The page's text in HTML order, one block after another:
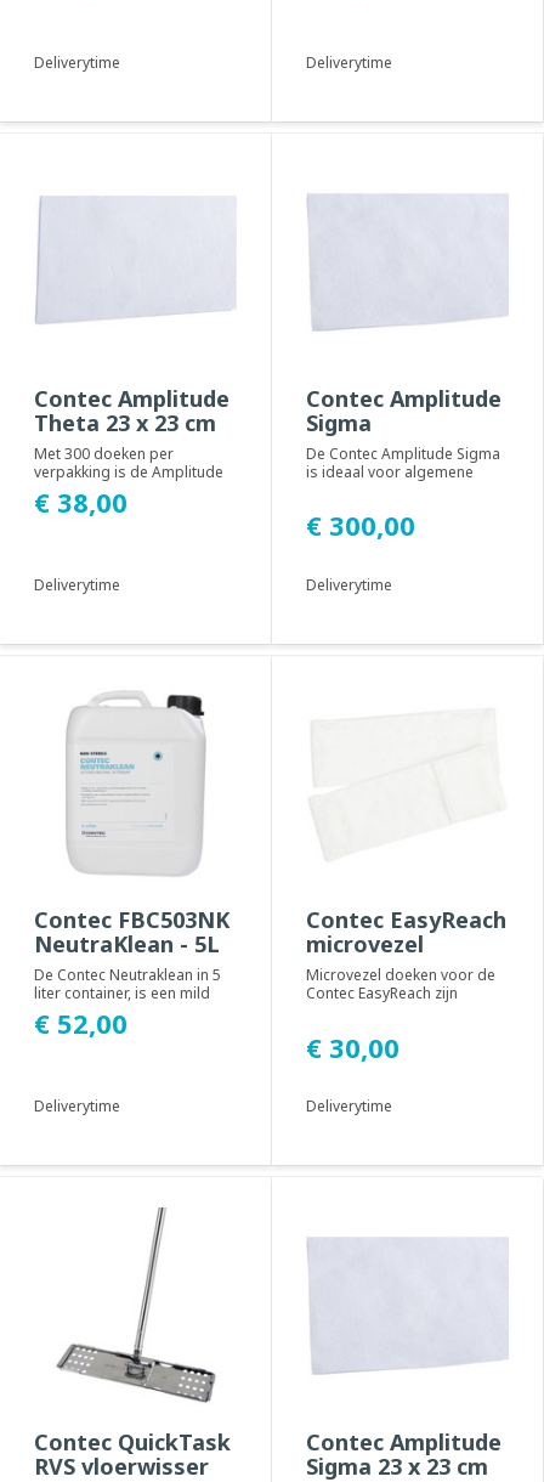
Deliverytime Deliverytime
Contec Amplitude
Theta 23 x 23 cm
Met 300 doeken per
verpakking is de Amplitude
Theta ideaal voor algemene
reinigingstoepass...
€ 38,00
Deliverytime
Contec Amplitude
Sigma
De Contec Amplitude Sigma
is ideaal voor algemene
€ 300,00
Deliverytime
Contec FBC503NK
NeutraKlean - 5L
De Contec Neutraklean in 5
liter container, is een mild
schuimend reinigingsmiddel,
ontwor...
€ 52,00
Deliverytime
Contec EasyReach
microvezel
Microvezel doeken voor de
Contec EasyReach zijn
€ 30,00
Deliverytime
Contec QuickTask
RVS vloerwisser
Contec Amplitude
Sigma 23 x 23 cm